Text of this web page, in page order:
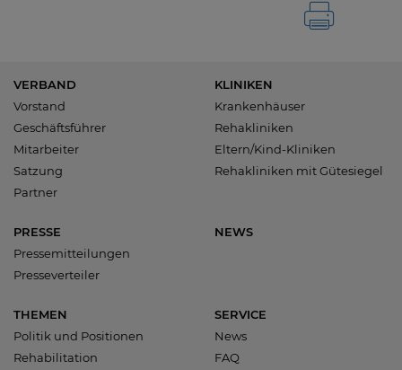
VERBAND
Vorstand
Geschäftsführer
Mitarbeiter
Satzung
Partner
KLINIKEN
Krankenhäuser
Rehakliniken
Eltern/Kind-Kliniken
Rehakliniken mit Gütesiegel
PRESSE
Pressemitteilungen
Presseverteiler
NEWS
THEMEN
Politik und Positionen
Rehabilitation
SERVICE
News
FAQ